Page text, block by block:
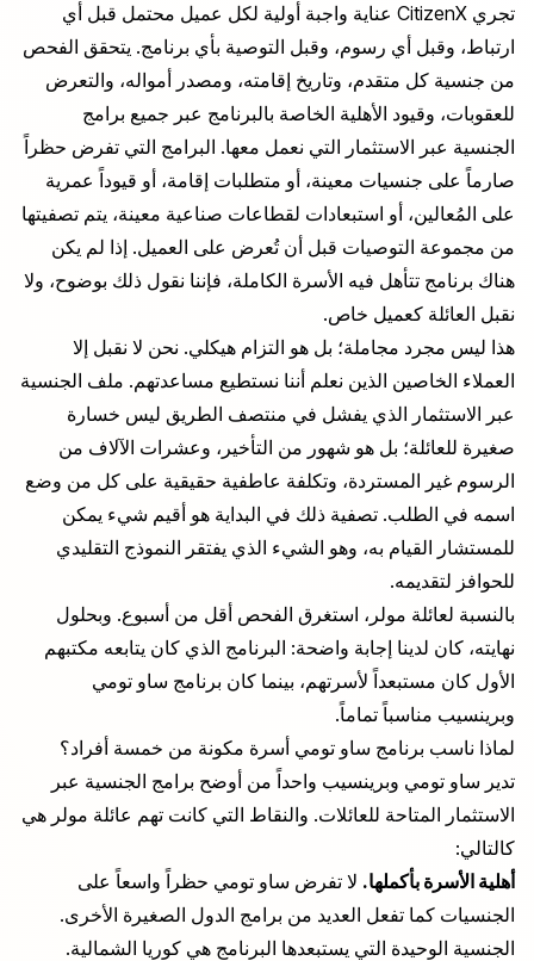
تجري CitizenX عناية واجبة أولية لكل عميل محتمل قبل أي
ارتباط، وقبل أي رسوم، وقبل التوصية بأي برنامج. يتحقق الفحص
من جنسية كل متقدم، وتاريخ إقامته، ومصدر أمواله، والتعرض
للعقوبات، وقيود الأهلية الخاصة بالبرنامج عبر جميع برامج
الجنسية عبر الاستثمار التي نعمل معها. البرامج التي تفرض حظراً
صارماً على جنسيات معينة، أو متطلبات إقامة، أو قيوداً عمرية
على المُعالين، أو استبعادات لقطاعات صناعية معينة، يتم تصفيتها
من مجموعة التوصيات قبل أن تُعرض على العميل. إذا لم يكن
هناك برنامج تتأهل فيه الأسرة الكاملة، فإننا نقول ذلك بوضوح، ولا
نقبل العائلة كعميل خاص.
هذا ليس مجرد مجاملة؛ بل هو التزام هيكلي. نحن لا نقبل إلا
العملاء الخاصين الذين نعلم أننا نستطيع مساعدتهم. ملف الجنسية
عبر الاستثمار الذي يفشل في منتصف الطريق ليس خسارة
صغيرة للعائلة؛ بل هو شهور من التأخير، وعشرات الآلاف من
الرسوم غير المستردة، وتكلفة عاطفية حقيقية على كل من وضع
اسمه في الطلب. تصفية ذلك في البداية هو أقيم شيء يمكن
للمستشار القيام به، وهو الشيء الذي يفتقر النموذج التقليدي
للحوافز لتقديمه.
بالنسبة لعائلة مولر، استغرق الفحص أقل من أسبوع. وبحلول
نهايته، كان لدينا إجابة واضحة: البرنامج الذي كان يتابعه مكتبهم
الأول كان مستبعداً لأسرتهم، بينما كان برنامج ساو تومي
وبرينسيب مناسباً تماماً.
لماذا ناسب برنامج ساو تومي أسرة مكونة من خمسة أفراد؟
تدير ساو تومي وبرينسيب واحداً من أوضح برامج الجنسية عبر
الاستثمار المتاحة للعائلات. والنقاط التي كانت تهم عائلة مولر هي
كالتالي:
أهلية الأسرة بأكملها. لا تفرض ساو تومي حظراً واسعاً على
الجنسيات كما تفعل العديد من برامج الدول الصغيرة الأخرى.
الجنسية الوحيدة التي يستبعدها البرنامج هي كوريا الشمالية.